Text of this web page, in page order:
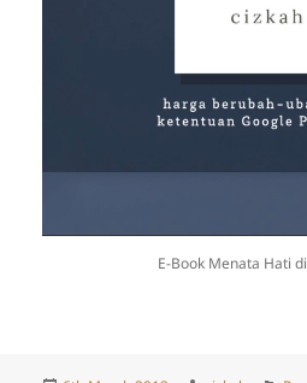
E-Book Menata Hati